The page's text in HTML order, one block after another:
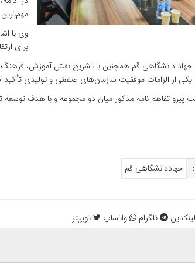
وی با
برای
دانشگاهی قم همچنین با تشریح نقش آموزش، فرهنگ
یکی از الزامات موفقیت سازمان‌های صنعتی و تولیدی تأکید
تفاهم نامه مذکور میان دو مجموعه و با هدف توسعه
جهاددانشگاهی قم
لینکدین تلگرام واتساپ توییتر